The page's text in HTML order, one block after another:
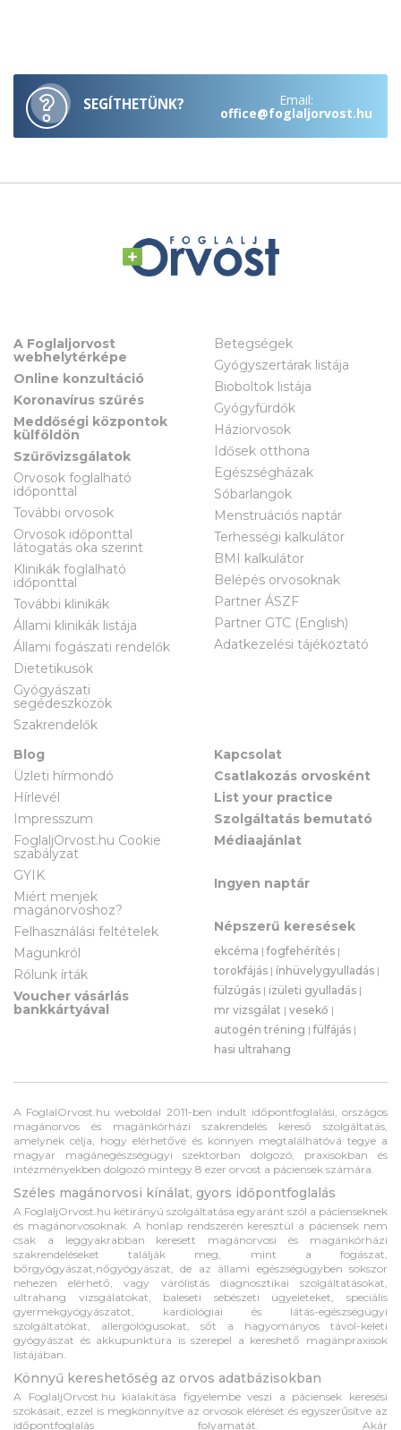
SEGÍTHETÜNK? Email:
office@foglaljorvost.hu
A Foglaljorvost
webhelytérképe
Online konzultáció
Koronavírus szűrés
Meddőségi központok
külföldön
Szűrővizsgálatok
Orvosok foglalható
időponttal
További orvosok
Orvosok időponttal
látogatás oka szerint
Klinikák foglalható
időponttal
További klinikák
Állami klinikák listája
Állami fogászati rendelők
Dietetikusok
Gyógyászati
segédeszközök
Szakrendelők
Betegségek
Gyógyszertárak listája
Bioboltok listája
Gyógyfürdők
Háziorvosok
Idősek otthona
Egészségházak
Sóbarlangok
Menstruációs naptár
Terhességi kalkulátor
BMI kalkulátor
Belépés orvosoknak
Partner ÁSZF
Partner GTC (English)
Adatkezelési tájékoztató
Blog
Üzleti hírmondó
Hírlevél
Impresszum
FoglaljOrvost.hu Cookie
szabályzat
GYIK
Miért menjek
magánorvoshoz?
Felhasználási feltételek
Magunkról
Rólunk írták
Voucher vásárlás
bankkártyával
Kapcsolat
Csatlakozás orvosként
List your practice
Szolgáltatás bemutató
Médiaajánlat
Ingyen naptár
Népszerű keresések
ekcéma |fogfehérítés |
torokfájás | ínhüvelygyulladás |
fülzúgás | izületi gyulladás |
mr vizsgálat | vesekő |
autogén tréning |fülfájás |
hasi ultrahang
A FoglalOrvost.hu weboldal 2011-ben indult időpontfoglalási, országos
magánorvos és magánkórházi szakrendelés kereső szolgáltatás,
amelynek célja, hogy elérhetővé és könnyen megtalálhatóvá tegye a
magyar magánegészségügyi szektorban dolgozó, praxisokban és
intézményekben dolgozó mintegy 8 ezer orvost a páciensek számára.
Széles magánorvosi kínálat, gyors időpontfoglalás
A FoglaljOrvost.hu kétirányú szolgáltatása egyaránt szól a pácienseknek
és magánorvosoknak. A honlap rendszerén keresztül a páciensek nem
csak a leggyakrabban keresett magánorvosi és magánkórházi
szakrendeléseket találják meg, mint a fogászat,
bőrgyógyászat,nőgyógyászat, de az állami egészségügyben sokszor
nehezen elérhető, vagy várólistás diagnosztikai szolgáltatásokat,
ultrahang vizsgálatokat, baleseti sebészeti ügyeleteket, speciális
gyermekgyógyászatot, kardiológiai és látás-egészségügyi
szolgáltatókat, allergológusokat, sőt a hagyományos távol-keleti
gyógyászat és akkupunktúra is szerepel a kereshető magánpraxisok
listájában.
Könnyű kereshetőség az orvos adatbázisokban
A FoglaljOrvost.hu kialakítása figyelembe veszi a páciensek keresési
szokásait, ezzel is megkönnyítve az orvosok elérését és egyszerűsítve az
időpontfoglalás folyamatát. Akár